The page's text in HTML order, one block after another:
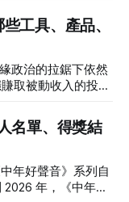
產，成為了今年投
年 7 月最新市場
15 隻熱門收息工
一季度穩健收息！
股及基金的明星
與優勢港股中國移
巨頭，現金流極
(00883)能源藍籌
，
工具、產品、
政治的拉鋸下依然
取被動收入的投資
大家盤點 2026 年
利弊，並揭秘連登
留情面的毒舌評
以下是 2026 年最
名單、得獎結
年好聲音》系列自
年，《中年好